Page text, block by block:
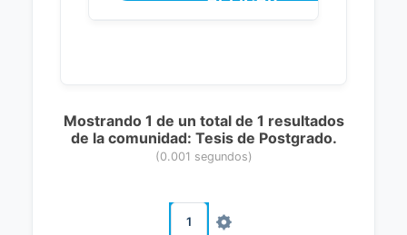
Mostrando 1 de un total de 1 resultados
de la comunidad: Tesis de Postgrado.
(0.001 segundos)
1